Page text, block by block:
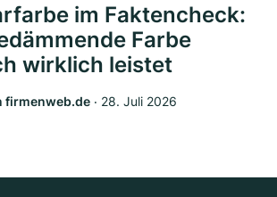
im Faktencheck:
Farbe
wirklich leistet
firmenweb.de ‧ 28. Juli 2026